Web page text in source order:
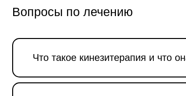
Вопросы по лечению
Что такое кинезитерапия и что